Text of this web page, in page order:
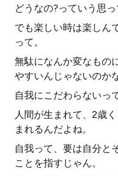
どうなの?っていう思
でも楽しい時は楽しん
って。
無駄になんか変なもの
やすいんじゃないのか
自我にこだわらないっ
人間が生まれて、2歳
まれるんだよね。
自我って、要は自分と
ことを指すじゃん。